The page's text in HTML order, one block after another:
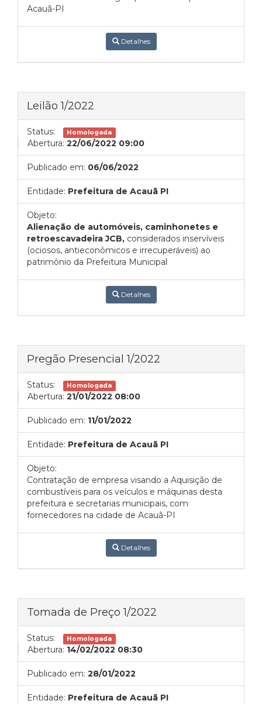
Acauã-PI
Detalhes
Leilão 1/2022
Status: Homologada
Abertura: 22/06/2022 09:00
Publicado em: 06/06/2022
Entidade: Prefeitura de Acauã PI
Objeto:
Alienação de automóveis, caminhonetes e
retroescavadeira JCB, considerados inservíveis
(ociosos, antieconômicos e irrecuperáveis) ao
patrimônio da Prefeitura Municipal
Detalhes
Pregão Presencial 1/2022
Status: Homologada
Abertura: 21/01/2022 08:00
Publicado em: 11/01/2022
Entidade: Prefeitura de Acauã PI
Objeto:
Contratação de empresa visando a Aquisição de
combustíveis para os veículos e máquinas desta
prefeitura e secretarias municipais, com
fornecedores na cidade de Acauã-PI
Detalhes
Tomada de Preço 1/2022
Status: Homologada
Abertura: 14/02/2022 08:30
Publicado em: 28/01/2022
Entidade: Prefeitura de Acauã PI